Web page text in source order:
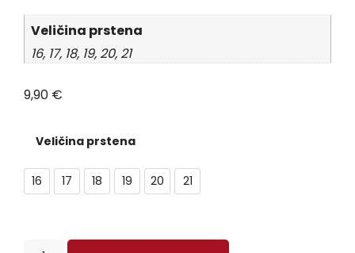
Veličina prstena
16, 17, 18, 19, 20, 21
9,90 €
Veličina prstena
16 17 18 19 20 21